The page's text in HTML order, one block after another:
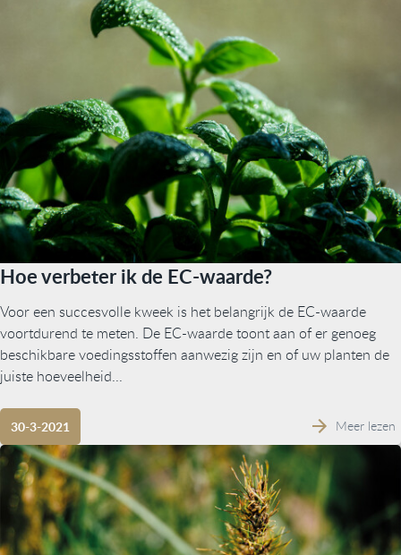
Hoe verbeter ik de EC-waarde?
Voor een succesvolle kweek is het belangrijk de EC-waarde
voortdurend te meten. De EC-waarde toont aan of er genoeg
beschikbare voedingsstoffen aanwezig zijn en of uw planten de
juiste hoeveelheid...
30-3-2021 Meer lezen